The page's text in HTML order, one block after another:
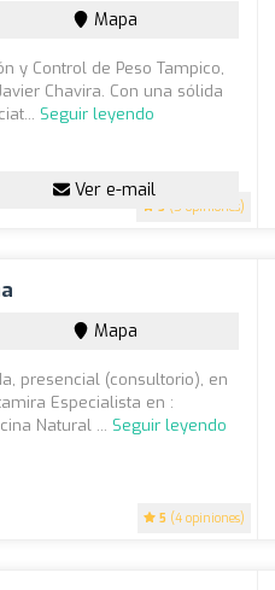
5 (5 opiniones)
Mapa
y Control de Peso Tampico,
Chavira. Con una sólida
Seguir leyendo
Ver e-mail
5 (4 opiniones)
Mapa
presencial (consultorio), en
Especialista en :
Natural ... Seguir leyendo